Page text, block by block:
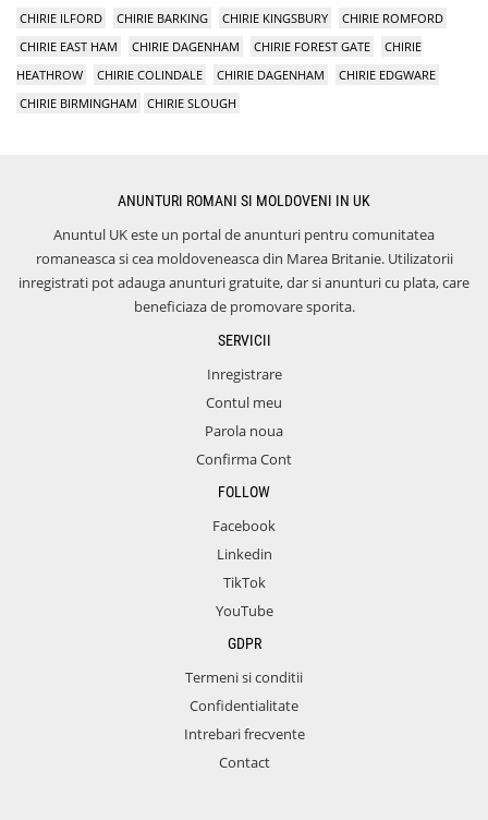
CHIRIE ILFORD
CHIRIE BARKING CHIRIE KINGSBURY
CHIRIE ROMFORD
CHIRIE EAST HAM
CHIRIE DAGENHAM CHIRIE FOREST GATE
CHIRIE
HEATHROW
CHIRIE COLINDALE CHIRIE DAGENHAM
CHIRIE EDGWARE
CHIRIE BIRMINGHAM
CHIRIE SLOUGH
ANUNTURI ROMANI SI MOLDOVENI IN UK
Anuntul UK este un portal de anunturi pentru comunitatea
romaneasca si cea moldoveneasca din Marea Britanie. Utilizatorii
inregistrati pot adauga anunturi gratuite, dar si anunturi cu plata, care
beneficiaza de promovare sporita.
SERVICII
Inregistrare
Contul meu
Parola noua
Confirma Cont
FOLLOW
Facebook
Linkedin
TikTok
YouTube
GDPR
Termeni si conditii
Confidentialitate
Intrebari frecvente
Contact